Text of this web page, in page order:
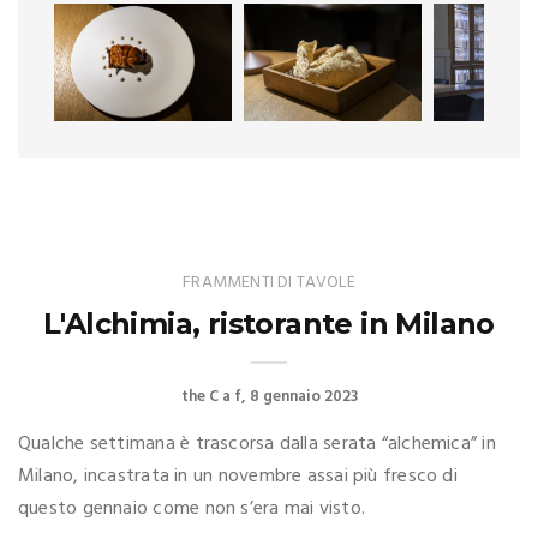
FRAMMENTI DI TAVOLE
L'Alchimia, ristorante in Milano
the C a f 8 gennaio 2023
Qualche settimana è trascorsa dalla serata “alchemica” in
Milano, incastrata in un novembre assai più fresco di
questo gennaio come non s’era mai visto.